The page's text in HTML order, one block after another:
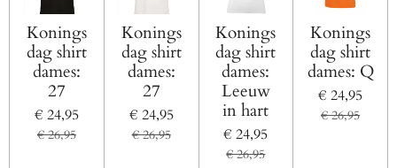
Konings
dag shirt
dames:
27
€ 24,95
€ 26,95
Konings
dag shirt
dames:
27
€ 24,95
€ 26,95
Konings
dag shirt
dames:
Leeuw
in hart
€ 24,95
€ 26,95
Konings
dag shirt
dames: Q
€ 24,95
€ 26,95